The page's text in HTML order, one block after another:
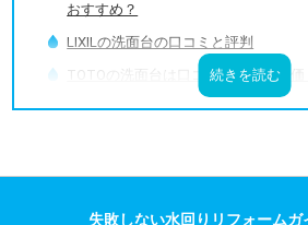
おすすめ？
LIXILの洗面台の口コミと評判
TOTOの洗面台は口コミ評判で高評価
TOTOの洗面台サクアの口コミ・評
失敗しない水回りリフォームガ